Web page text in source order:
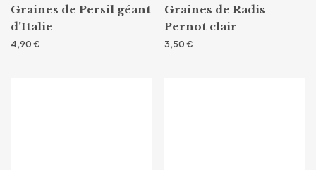
Graines de Persil géant
d'Italie
4,90 €
Graines de Radis
Pernot clair
3,50 €